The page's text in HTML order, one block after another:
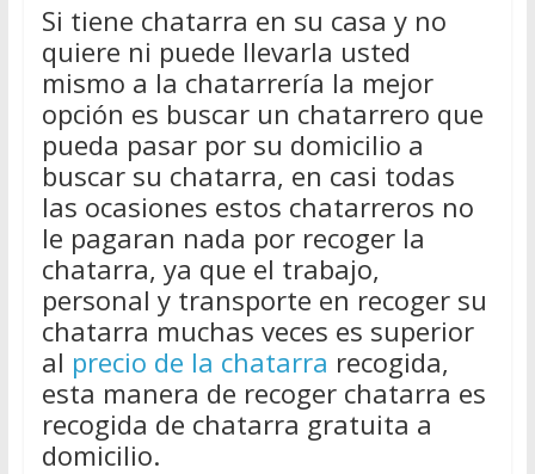
Si tiene chatarra en su casa y no
quiere ni puede llevarla usted
mismo a la chatarrería la mejor
opción es buscar un chatarrero que
pueda pasar por su domicilio a
buscar su chatarra, en casi todas
las ocasiones estos chatarreros no
le pagaran nada por recoger la
chatarra, ya que el trabajo,
personal y transporte en recoger su
chatarra muchas veces es superior
al precio de la chatarra recogida,
esta manera de recoger chatarra es
recogida de chatarra gratuita a
domicilio.